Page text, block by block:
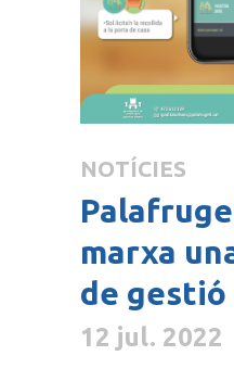
NOTÍCIES
marxa
de gestió
12 jul. 2022